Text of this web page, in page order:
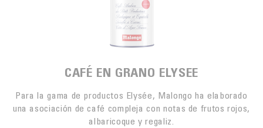
CAFÉ EN GRANO ELYSEE
Para la gama de productos Elysée, Malongo ha elaborado
una asociación de café compleja con notas de frutos rojos,
albaricoque y regaliz.